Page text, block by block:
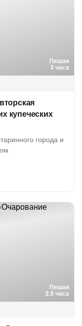
Пешая
3 часа
купеческих
города и
Пешая
2.5 часа